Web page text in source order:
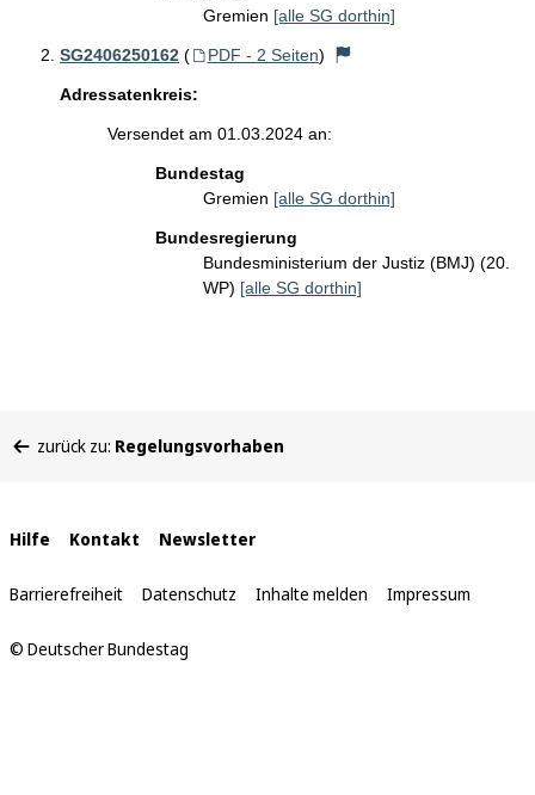
Gremien [alle SG dorthin]
SG2406250162 ( PDF - 2 Seiten)
Adressatenkreis:
Versendet am 01.03.2024 an:
Bundestag
Gremien [alle SG dorthin]
Bundesregierung
Bundesministerium der Justiz (BMJ) (20.
WP) [alle SG dorthin]
befinden
zurück zu: Regelungsvorhaben
Interne
Links
Hilfe Kontakt Newsletter
Barrierefreiheit Datenschutz Inhalte melden Impressum
© Deutscher Bundestag